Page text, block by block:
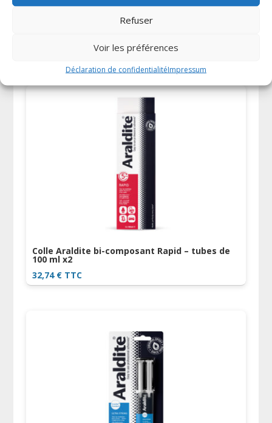
Refuser
Voir les préférences
Déclaration de confidentialitéImpressum
Colle Araldite bi-composant Rapid – seringue
Colle Araldite bi-composant Rapid – tubes de
100 ml x2
32,74 € TTC